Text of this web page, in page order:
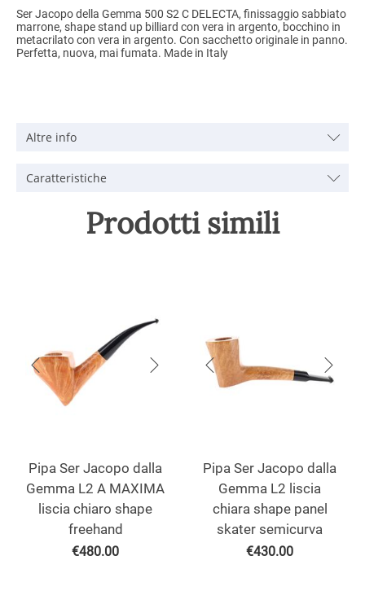
Ser Jacopo della Gemma 500 S2 C DELECTA, finissaggio sabbiato
marrone, shape stand up billiard con vera in argento, bocchino in
metacrilato con vera in argento. Con sacchetto originale in panno.
Perfetta, nuova, mai fumata. Made in Italy
Altre info
Caratteristiche
Prodotti simili
Pipa Ser Jacopo dalla
Gemma L2 A MAXIMA
liscia chiaro shape
freehand
€480.00
Pipa Ser Jacopo dalla
Gemma L2 liscia
chiara shape panel
skater semicurva
€430.00